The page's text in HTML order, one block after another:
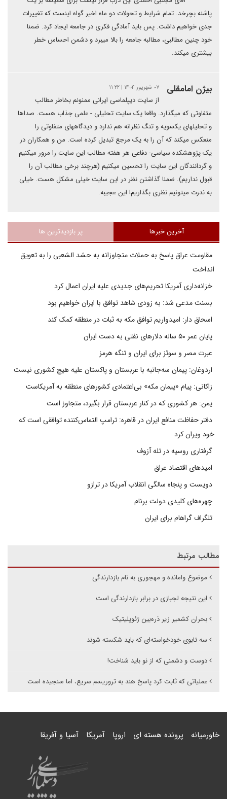
پاشنه بچرخد. تمام شرایط و تحولات دو ماه اخیر گواه اینست که تغییرات
جدی خواهیم داشت. پس باید آمادگی فکری در جامعه ایجاد کرد. ضمنا
خود چنین مطالبی، مطالبه جامعه را بالا میبرد و دشمن احساس خطر
بیشتری میکند.
بیژن امامقلی ۰۷ شهریور ۱۴۰۴ | ۱۱:۲۲
از سایت دیپلماسی ایرانی ممنونم بخاطر مطالب
متفاوتی که میگذارد. واقعا یک سایت تحلیلی - علمی جذاب هست. صداها
و تحلیلهای یکسویه و تنگ نظرانه هم ندارد و دیدگاههای متفاوتی را
منعکس میکند که آن را به یک مرجع تبدیل کرده است. من و همکاران در
یک پژوهشکده سیاسی- دفاعی هر هفته مطالب این سایت را مرور میکنیم
و گردانندگان این سایت را تحسین میکنیم (هرچند برخی مطالب آن را
قبول نداریم). ضمنا گذاشتن نظر در این سایت خیلی مشکل هست. خیلی
به ندرت میتونیم نظری بگذاریم! این عجیبه.
آخرین خبرها پر بازدیدترین ها
مقاومت عراق پاسخ به حملات متجاوزانه به حشد الشعبی را به تعویق
انداخت
خزانه‌داری آمریکا تحریم‌های جدیدی علیه ایران اعمال کرد
بسنت مدعی شد: به زودی شاهد توافق با ایران خواهیم بود
اسحاق دار: امیدواریم توافق مکه به ثبات در منطقه کمک کند
پایان عمر ۵۰ ساله دلارهای نفتی به دست ایران
عبرت مصر و سوئز برای ایران و تنگه هرمز
اردوغان: پیمان سه‌جانبه با عربستان و پاکستان علیه هیچ کشوری نیست
زاکانی: پیام «پیمان مکه» بی‌اعتمادی کشورهای منطقه به آمریکاست
یمن: هر کشوری که در کنار عربستان قرار بگیرد، متجاوز است
دفتر حفاظت منافع ایران در قاهره: ترامپ التماس‌کننده توافقی است که
خود ویران کرد
گرفتاری روسیه در تله آزوف
امیدهای اقتصاد عراق
دویست و پنجاه سالگی انقلاب آمریکا در ترازو
چهره‌های کلیدی دولت برنام
تلگراف گراهام برای ایران
مطالب مرتبط
موضوع وامانده و مهجوری به نام بازدارندگی
این نتیجه لجبازی در برابر بازدارندگی است
بحران کشمیر زیر ذره‌بین ژئوپلیتیک
سه تابوی خودخواسته‌ای که باید شکسته شوند
دوست و دشمنی که از نو باید شناخت!
عملیاتی که ثابت کرد پاسخ هند به تروریسم سریع، اما سنجیده است
خاورمیانه پرونده هسته ای اروپا آمریکا آسیا و آفریقا